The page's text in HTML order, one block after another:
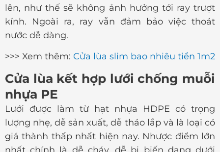
lên, như thế sẽ không ảnh hưởng tới ray trượt
kính. Ngoài ra, ray vẫn đảm bảo việc thoát
nước dễ dàng.
>>> Xem thêm: Cửa lùa slim bao nhiêu tiền 1m2
Cửa lùa kết hợp lưới chống muỗi
nhựa PE
Lưới được làm từ hạt nhựa HDPE có trọng
lượng nhẹ, dễ sản xuất, dễ tháo lắp và là loại có
giá thành thấp nhất hiện nay. Nhược điểm lớn